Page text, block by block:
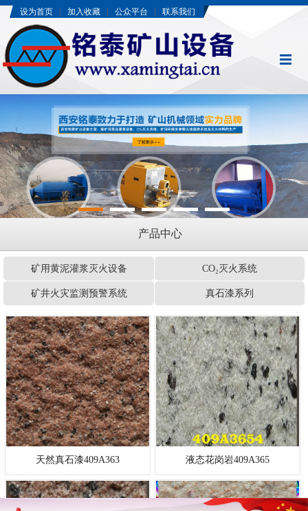
设为首页 加入收藏 公众平台 联系我们
产品中心
矿用黄泥灌浆灭火设备 CO₂灭火系统
矿井火灾监测预警系统 真石漆系列
天然真石漆409A363 液态花岗岩409A365